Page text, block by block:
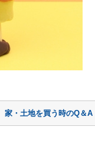
家・土地を買う時のQ＆